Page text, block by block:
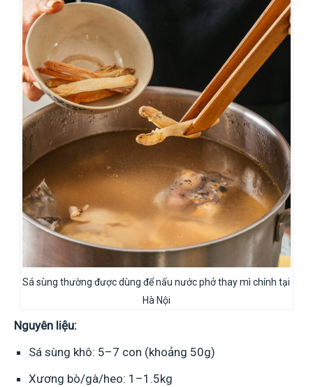
Sá sùng thường được dùng để nấu nước phở thay mì chính tại
Hà Nội
Nguyên liệu:
Sá sùng khô: 5–7 con (khoảng 50g)
Xương bò/gà/heo: 1–1.5kg